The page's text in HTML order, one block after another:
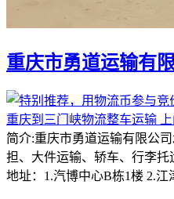
重庆市勇道运输有
重庆到三门峡物流整车运输
简介:重庆市勇道运输有限公
担、大件运输、轿车、行李
地址：1.汽博中心B栋1楼 2.